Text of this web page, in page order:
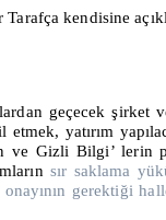
kendisine
geçecek şirket
yatırım
ve Gizli Bilgi’ lerin
sır saklama
gerektiği